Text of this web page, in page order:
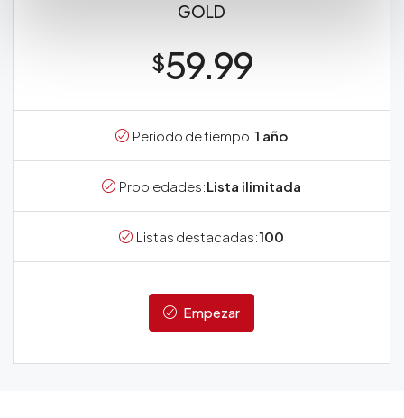
GOLD
$59.99
Periodo de tiempo:1 año
Propiedades:Lista ilimitada
Listas destacadas:100
Empezar